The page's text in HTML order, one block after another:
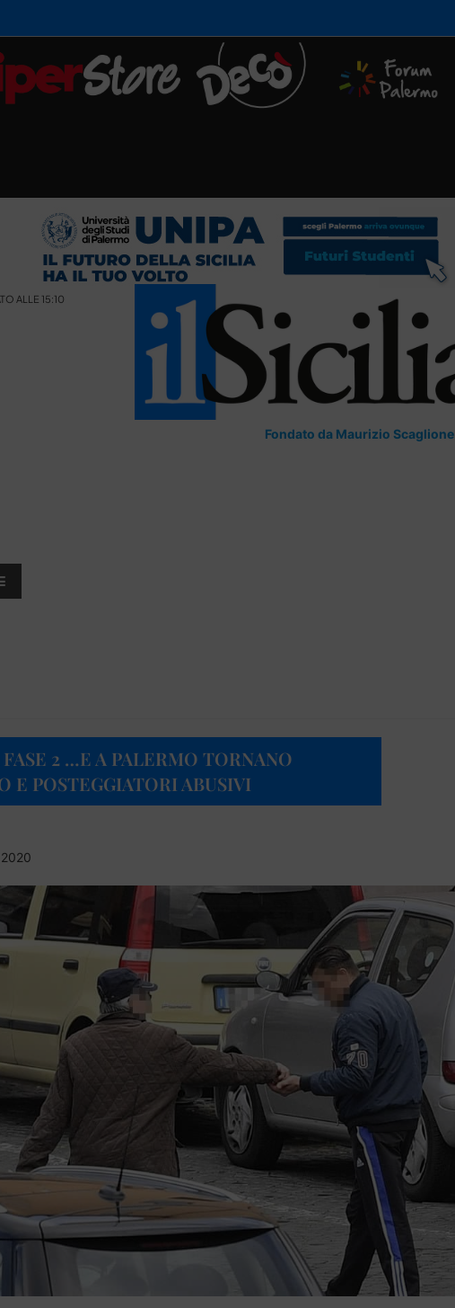
ALLE 15:10
Fondato da Maurizio Scaglione
2 …E A PALERMO TORNANO
E POSTEGGIATORI ABUSIVI